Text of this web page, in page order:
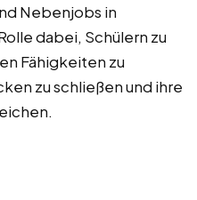
Nebenjobs in
dabei, Schülern zu
Fähigkeiten zu
zu schließen und ihre